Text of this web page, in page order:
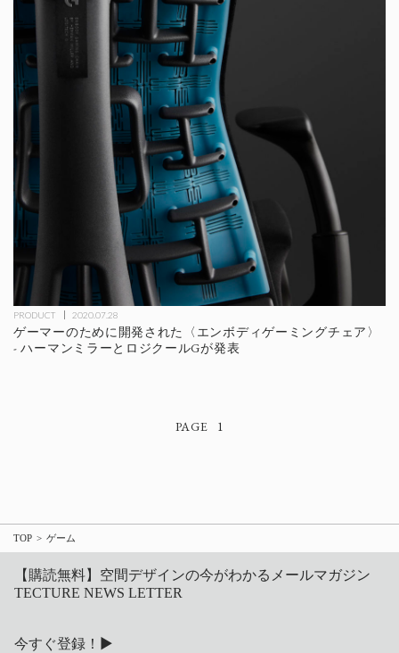
PRODUCT 2020.07.28
ゲーマーのために開発された〈エンボディゲーミングチェア〉
- ハーマンミラーとロジクールGが発表
1
TOP ゲーム
【購読無料】空間デザインの今がわかるメールマガジン
TECTURE NEWS LETTER
今すぐ登録！▶